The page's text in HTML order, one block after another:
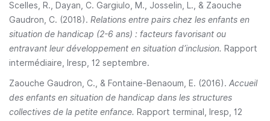
Scelles, R., Dayan, C. Gargiulo, M., Josselin, L., & Zaouche
Gaudron, C. (2018). Relations entre pairs chez les enfants en
situation de handicap (2-6 ans) : facteurs favorisant ou
entravant leur développement en situation d’inclusion. Rapport
intermédiaire, Iresp, 12 septembre.
Zaouche Gaudron, C., & Fontaine-Benaoum, E. (2016). Accueil
des enfants en situation de handicap dans les structures
collectives de la petite enfance. Rapport terminal, Iresp, 12